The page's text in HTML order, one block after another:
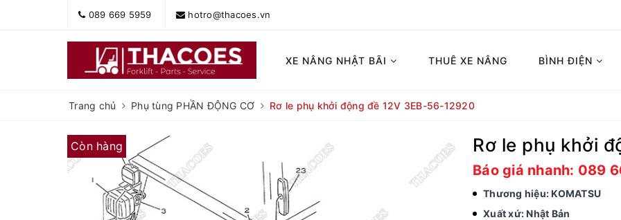
089 669 5959 hotro@thacoes.vn
XE NÂNG NHẬT BÃI THUÊ XE NÂNG BÌNH ĐIỆN
Trang chủ Phụ tùng PHẦN ĐỘNG CƠ Rơ le phụ khởi động đề 12V 3EB-56-12920
Còn hàng Rơ le phụ khởi
Báo giá nhanh: 089
Thương hiệu: KOMATSU
Xuất xứ: Nhật Bản